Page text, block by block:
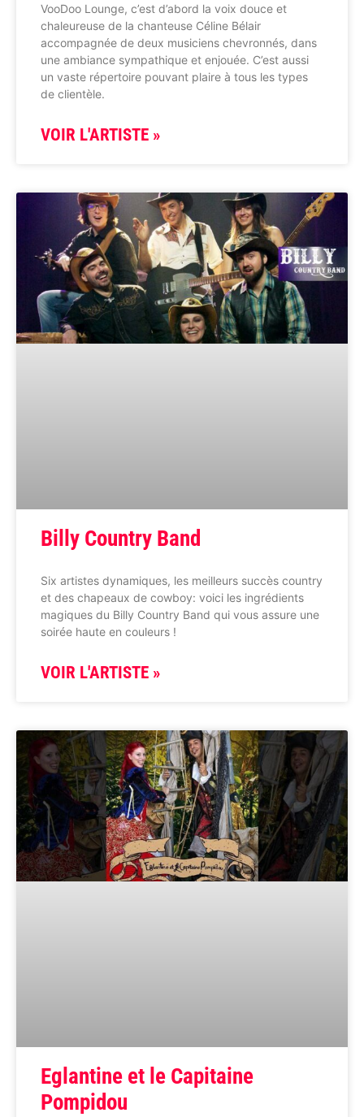
VooDoo Lounge, c’est d’abord la voix douce et
chaleureuse de la chanteuse Céline Bélair
accompagnée de deux musiciens chevronnés, dans
une ambiance sympathique et enjouée. C’est aussi
un vaste répertoire pouvant plaire à tous les types
de clientèle.
VOIR L'ARTISTE »
Billy Country Band
Six artistes dynamiques, les meilleurs succès country
et des chapeaux de cowboy: voici les ingrédients
magiques du Billy Country Band qui vous assure une
soirée haute en couleurs !
VOIR L'ARTISTE »
Eglantine et le Capitaine
Pompidou